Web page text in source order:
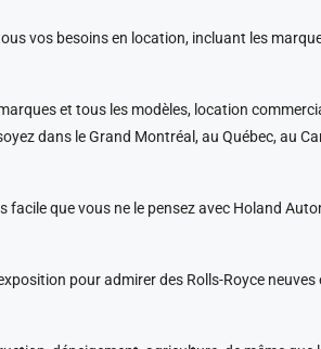
vos besoins en location, incluant les
et tous les modèles, location
dans le Grand Montréal, au Québec, au
facile que vous ne le pensez avec Holand
pour admirer des Rolls-Royce neuves